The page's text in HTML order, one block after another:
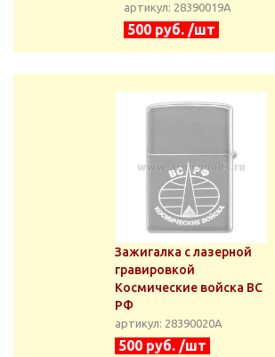
артикул: 28390019А
500 руб. /шт
Зажигалка с лазерной
гравировкой
Космические войска ВС
РФ
артикул: 28390020А
500 руб. /шт